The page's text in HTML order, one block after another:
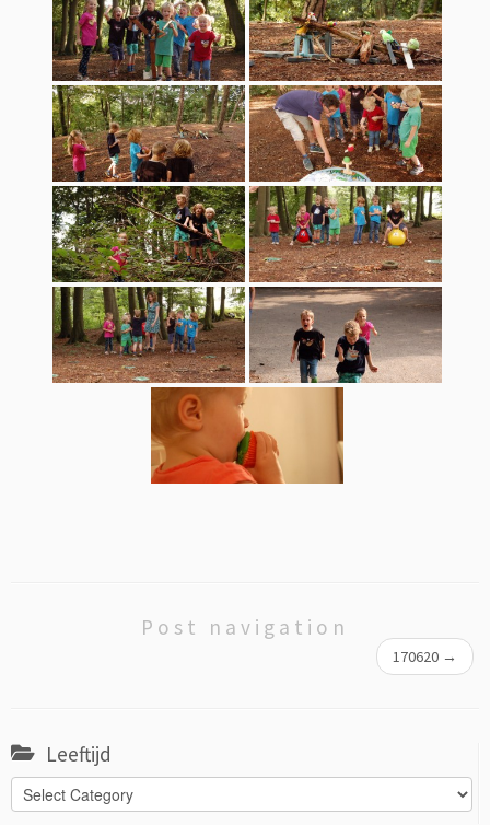
Post navigation
170620 →
Leeftijd
Leeftijd